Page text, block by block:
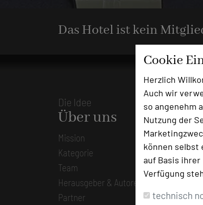
Cookie
Herzlich
Auch wir
so angenehm
Nutzung der
können selbst
auf Basis
Verfügung
technisch
Das Hotel ist kein
Die Idee
Über uns
Mission
Kategorie
Team
Herausgeber & Autoren
Partner